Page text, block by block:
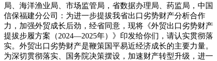
局、海洋渔业局、市场监管局，省数据办理局、药监局，中国
信保福建分公司：为进一步提拔我省出口劣势财产分析合作
力，加强外贸成长后劲，经省同意，现将《外贸出口劣势财产
提拔步履方案（2024—2025年）》印发给你们，请认实贯彻落
实。外贸出口劣势财产是鞭策国平易近经济成长的主要力量。
为深切贯彻落实、国务院决策摆设，加速财产转型升级，进一